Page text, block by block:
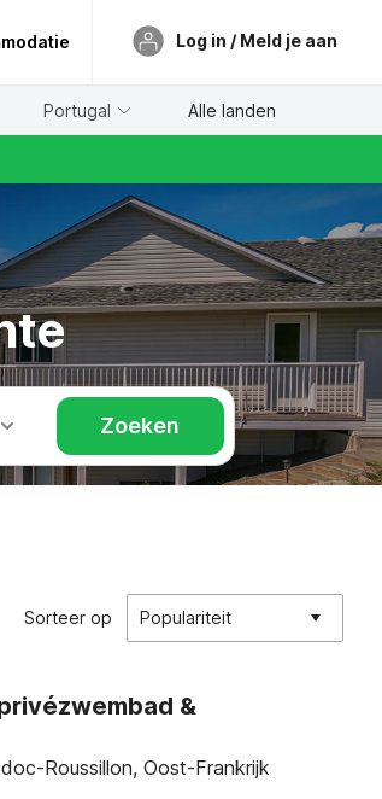
Log in / Meld je aan
Portugal Alle landen
Zoeken
Sorteer op Populariteit
&
Roussillon, Oost-Frankrijk